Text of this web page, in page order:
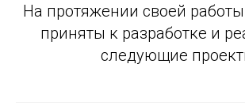
На протяжении своей
приняты к разработке и
следующие